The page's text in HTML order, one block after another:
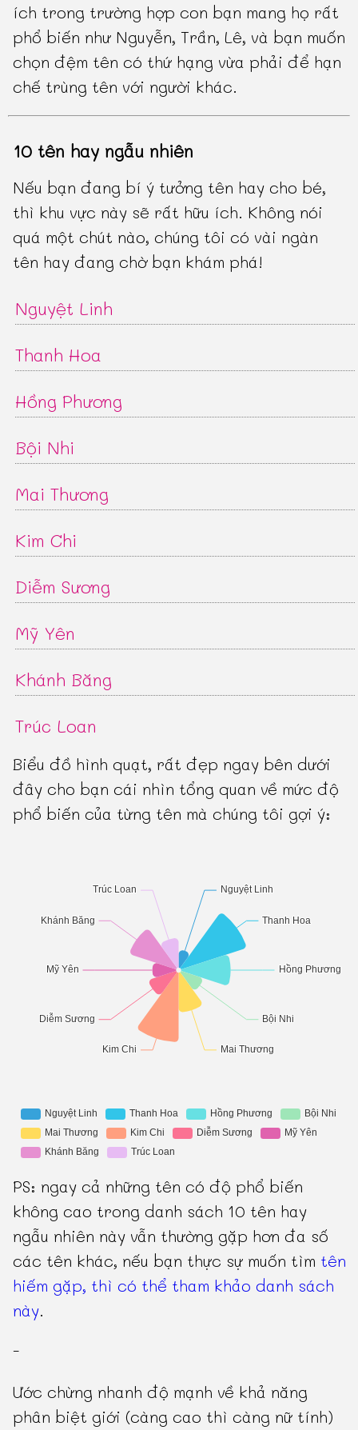
ích trong trường hợp con bạn mang họ rất
phổ biến như Nguyễn, Trần, Lê, và bạn muốn
chọn đệm tên có thứ hạng vừa phải để hạn
chế trùng tên với người khác.
10 tên hay ngẫu nhiên
Nếu bạn đang bí ý tưởng tên hay cho bé,
thì khu vực này sẽ rất hữu ích. Không nói
quá một chút nào, chúng tôi có vài ngàn
tên hay đang chờ bạn khám phá!
Nguyệt Linh
Thanh Hoa
Hồng Phương
Bội Nhi
Mai Thương
Kim Chi
Diễm Sương
Mỹ Yên
Khánh Băng
Trúc Loan
Biểu đồ hình quạt, rất đẹp ngay bên dưới
đây cho bạn cái nhìn tổng quan về mức độ
phổ biến của từng tên mà chúng tôi gợi ý:
PS: ngay cả những tên có độ phổ biến
không cao trong danh sách 10 tên hay
ngẫu nhiên này vẫn thường gặp hơn đa số
các tên khác, nếu bạn thực sự muốn tìm tên
hiếm gặp, thì có thể tham khảo danh sách
này.
-
Ước chừng nhanh độ mạnh về khả năng
phân biệt giới (càng cao thì càng nữ tính)